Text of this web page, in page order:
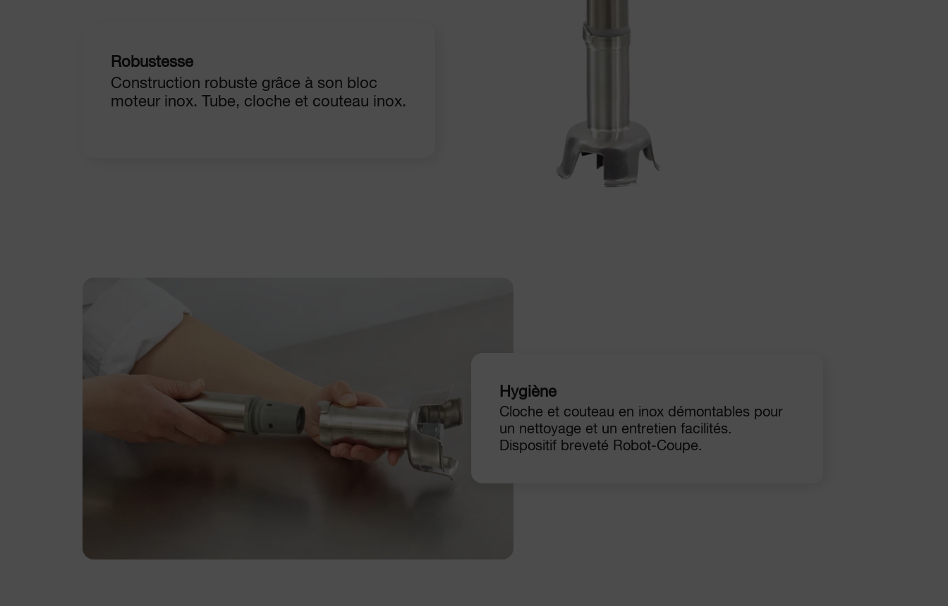
Robustesse
Construction robuste grâce à son bloc
moteur inox. Tube, cloche et couteau inox.
Hygiène
Cloche et couteau en inox démontables pour
un nettoyage et un entretien facilités.
Dispositif breveté Robot-Coupe.